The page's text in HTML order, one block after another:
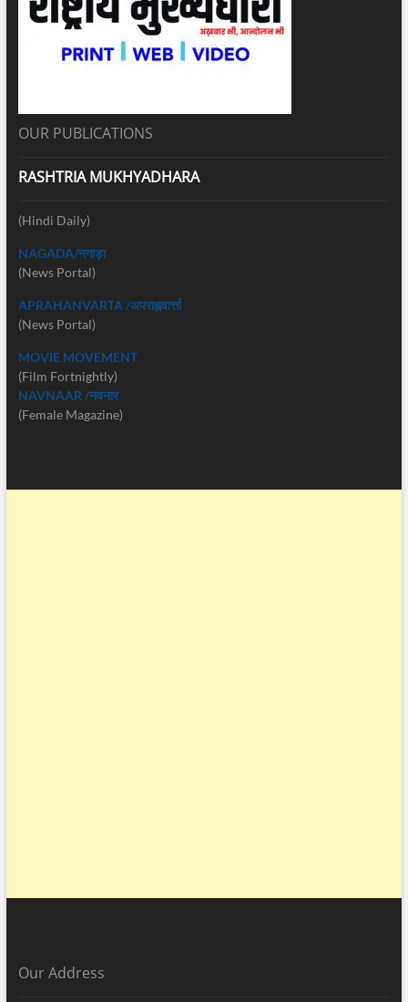
OUR PUBLICATIONS
RASHTRIA MUKHYADHARA
(Hindi Daily)
NAGADA/नगाड़ा
(News Portal)
APRAHANVARTA /अपराह्नवार्त्ता
(News Portal)
MOVIE MOVEMENT
(Film Fortnightly)
NAVNAAR /नवनार
(Female Magazine)
Our Address